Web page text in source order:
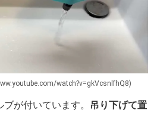
watch?v=gkVcsnlfhQ8)
が付いています。
吊り下げて置